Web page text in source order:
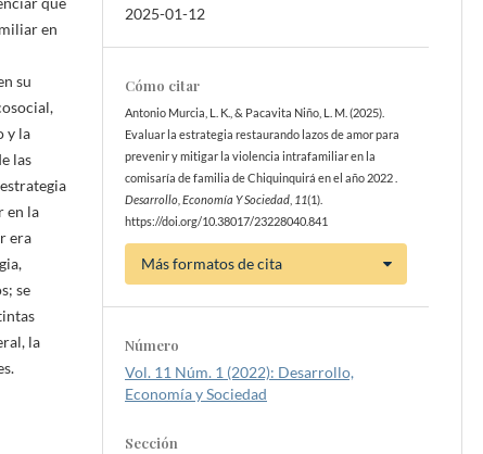
en
su
y la
las
en la
era
se
la
2025-01-12
Cómo citar
Antonio Murcia, L. K., & Pacavita Niño, L. M. (2025).
Evaluar la estrategia restaurando lazos de amor para
prevenir y mitigar la violencia intrafamiliar en la
comisaría de familia de Chiquinquirá en el año 2022 .
Desarrollo, Economía Y Sociedad 11(1).
https://doi.org/10.38017/23228040.841
Más formatos de cita
Número
Vol. 11 Núm. 1 (2022): Desarrollo,
Economía y Sociedad
Sección